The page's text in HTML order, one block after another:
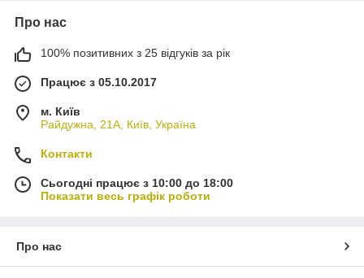
Про нас
100% позитивних з 25 відгуків за рік
Працює з 05.10.2017
м. Київ
Райдужна, 21А, Київ, Україна
Контакти
Сьогодні працює з 10:00 до 18:00
Показати весь графік роботи
Про нас